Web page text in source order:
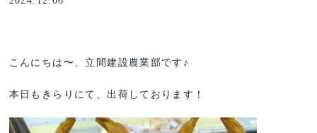
こんにちは〜、立間建設農業部です♪
本日もきらりにて、出荷しております！